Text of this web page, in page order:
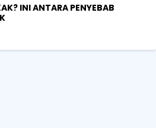
INI ANTARA PENYEBAB